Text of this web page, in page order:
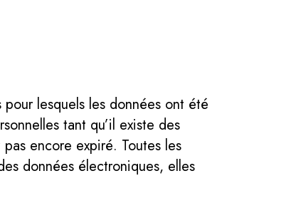
lesquels les données ont été
tant qu’il existe des
encore expiré. Toutes les
données électroniques, elles